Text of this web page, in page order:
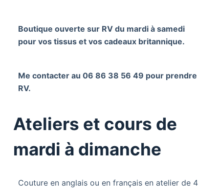
Boutique ouverte sur RV du mardi à samedi
pour vos tissus et vos cadeaux britannique.
Me contacter au 06 86 38 56 49 pour prendre
RV.
Ateliers et cours de
mardi à dimanche
Couture en anglais ou en français en atelier de 4